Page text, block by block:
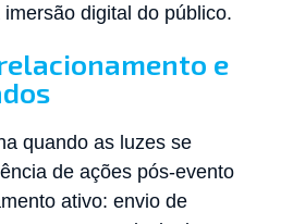
digital do público.
e
quando as luzes se
de ações pós-evento
ativo: envio de